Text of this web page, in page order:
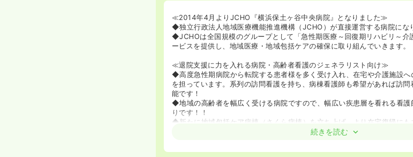
≪2014年4月よりJCHO『横浜保土ヶ谷中央病院』となりました≫
◆独立行政法人地域医療機能推進機構（JCHO）が直接運営する病院にな
◆JCHOは全国規模のグループとして「急性期医療～回復期リハビリ～介
ービスを提供し、地域医療・地域包括ケアの確保に取り組んでいきます。
≪退院支援に力を入れる病院・高齢者看護のジェネラリスト向け≫
◆高度急性期病院から転院する患者様を多く受け入れ、在宅や介護施設
を担っています。系列の訪問看護を持ち、病棟看護師も希望があれば訪
能です！
◆地域の高齢者を幅広く受ける病院ですので、幅広い疾患層を看れる看護
りです！！
◆新たに地域包括ケア病棟（さくら病棟）を立ち上げ、より在宅復帰にも
◆人間ドック・生活習慣病健診等、疾病の予防から、治療・リハビリテー
することができます。
続きを読む